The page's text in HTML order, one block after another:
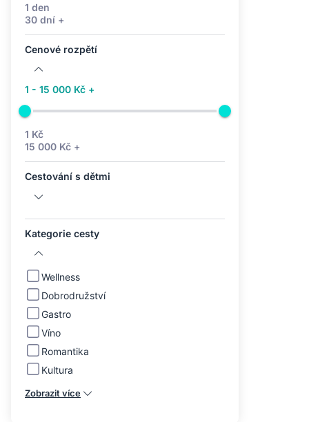
1 den
30 dní +
Cenové rozpětí
1 - 15 000 Kč +
1 Kč
15 000 Kč +
Cestování s dětmi
Kategorie cesty
Wellness
Dobrodružství
Gastro
Víno
Romantika
Kultura
Zobrazit více